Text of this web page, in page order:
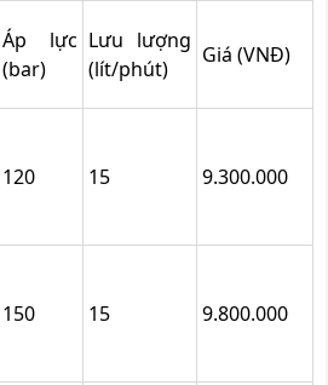
Áp lực
(bar)
Lưu lượng
(lít/phút)
Giá (VNĐ)
120 15 9.300.000
150 15 9.800.000